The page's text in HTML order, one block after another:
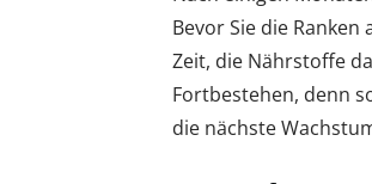
Bevor Sie die
Zeit, die Nährstoffe
Fortbestehen, denn
die nächste